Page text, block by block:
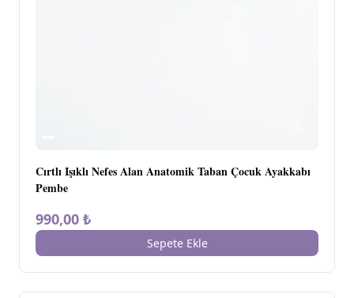
Cırtlı Işıklı Nefes Alan Anatomik Taban Çocuk Ayakkabı
Pembe
990,00 ₺
Sepete Ekle